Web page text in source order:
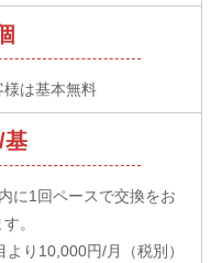
様は基本無料
基
に1回ペースで交換をお
。
より10,000円/月（税別）